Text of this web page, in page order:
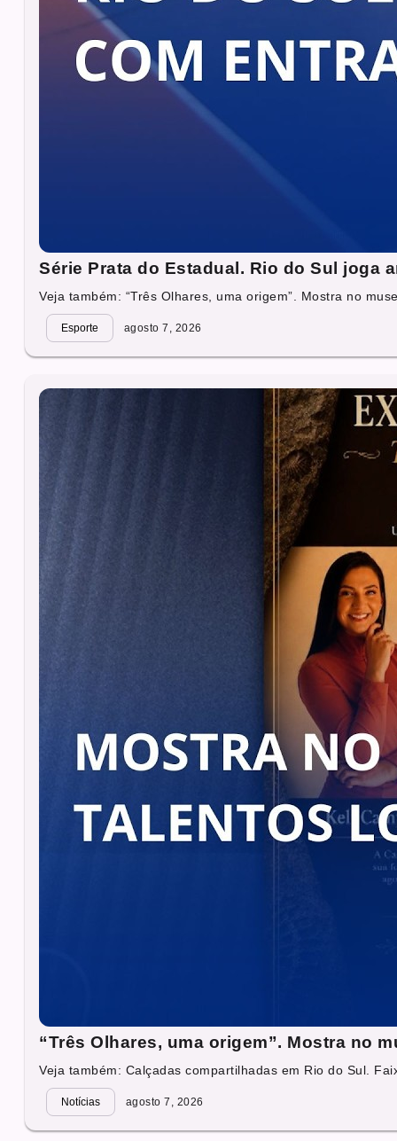
Série Prata do Estadual. Rio do Sul joga
Veja também: “Três Olhares, uma origem”. Mostra no
Esporte agosto 7, 2026
“Três Olhares, uma origem”. Mostra no
Veja também: Calçadas compartilhadas em Rio do Sul.
Notícias agosto 7, 2026